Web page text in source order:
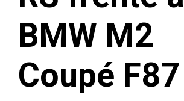
BMW M2
Coupé F87